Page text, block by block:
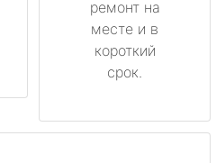
ремонт на
месте и в
короткий
срок.